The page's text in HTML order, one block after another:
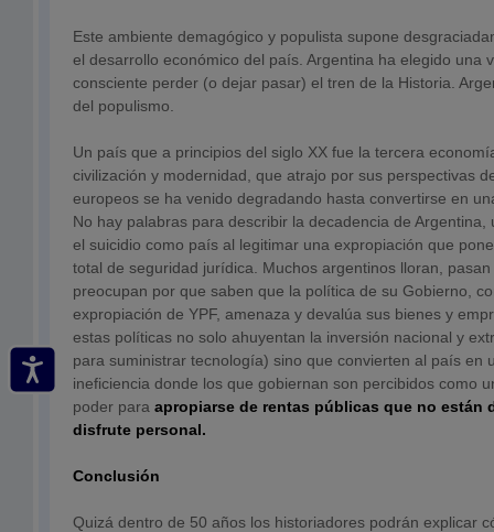
Este ambiente demagógico y populista supone
el desarrollo económico del país. Argentina ha elegido una
consciente perder (o dejar pasar) el tren de la Historia.
del populismo.
Un país que a principios del siglo XX fue la tercera
civilización y modernidad, que atrajo por sus perspectivas
europeos se ha venido degradando hasta convertirse en
No hay palabras para describir la decadencia de Argentina,
el suicidio como país al legitimar una expropiación que
total de seguridad jurídica. Muchos argentinos lloran,
preocupan por que saben que la política de su Gobierno,
expropiación de YPF, amenaza y devalúa sus bienes y
estas políticas no solo ahuyentan la inversión nacional y
para suministrar tecnología) sino que convierten al país en
ineficiencia donde los que gobiernan son percibidos como
poder para apropiarse de rentas públicas que no están
disfrute personal.
Conclusión
Quizá dentro de 50 años los historiadores podrán explicar